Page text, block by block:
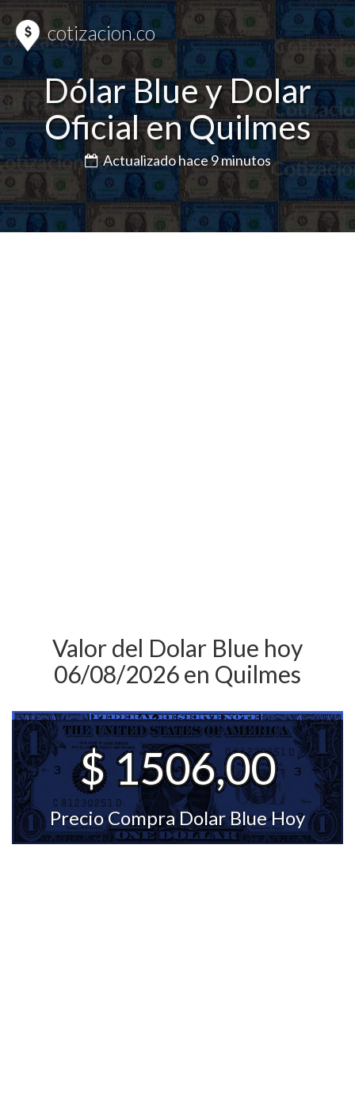
cotizacion.co
Dólar Blue y Dolar
Oficial en Quilmes
Actualizado hace 9 minutos
Valor del Dolar Blue hoy
06/08/2026 en Quilmes
$ 1506,00
Precio Compra Dolar Blue Hoy